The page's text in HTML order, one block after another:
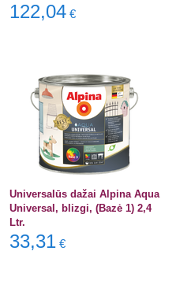
122,04 €
Universalūs dažai Alpina Aqua
Universal, blizgi, (Bazė 1) 2,4
Ltr.
33,31 €